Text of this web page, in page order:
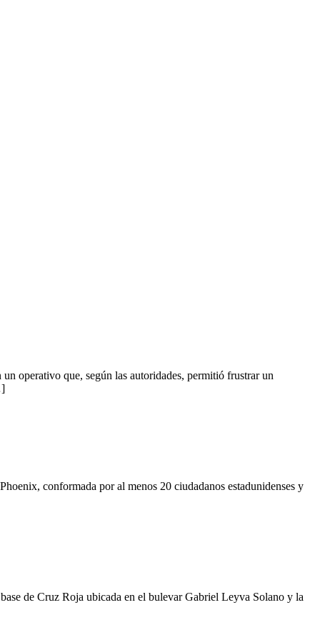
operativo que, según las autoridades, permitió frustrar un
conformada por al menos 20 ciudadanos estadunidenses y
de Cruz Roja ubicada en el bulevar Gabriel Leyva Solano y la